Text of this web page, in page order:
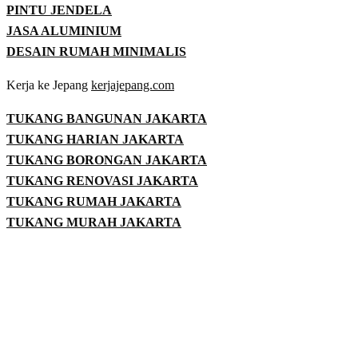
PINTU JENDELA
JASA ALUMINIUM
DESAIN RUMAH MINIMALIS
Kerja ke Jepang kerjajepang.com
TUKANG BANGUNAN JAKARTA
TUKANG HARIAN JAKARTA
TUKANG BORONGAN JAKARTA
TUKANG RENOVASI JAKARTA
TUKANG RUMAH JAKARTA
TUKANG MURAH JAKARTA